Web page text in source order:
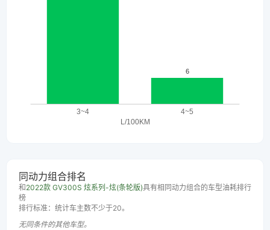
同动力组合排名
和 2022款 GV300S 炫系列-炫(条轮版)具有相同动力组合的车型油耗排行
榜
排行标准：统计车主数不少于20。
无同条件的其他车型。